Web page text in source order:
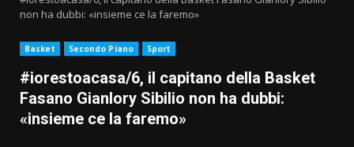
non ha dubbi: «insieme ce la faremo»
Basket Secondo Piano Sport
#iorestoacasa/6, il capitano della Basket
Fasano Gianlory Sibilio non ha dubbi:
«insieme ce la faremo»